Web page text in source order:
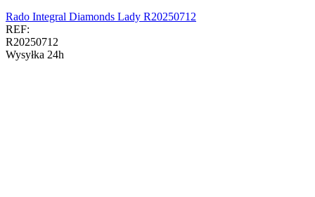
Rado Integral Diamonds Lady R20250712
REF:
R20250712
Wysyłka 24h